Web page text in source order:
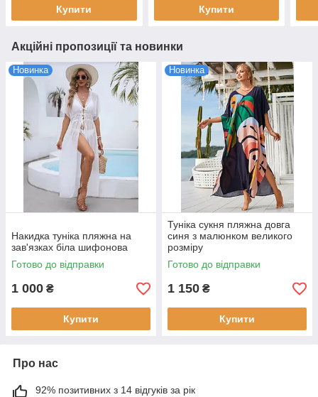
Купити Купити
Акційні пропозиції та новинки
Новинка
Накидка туніка пляжна на
зав'язках біла шифонова
Готово до відправки
1 000 ₴
Купити
Новинка
Туніка сукня пляжна довга
синя з малюнком великого
розміру
Готово до відправки
1 150 ₴
Купити
Про нас
92% позитивних з 14 відгуків за рік